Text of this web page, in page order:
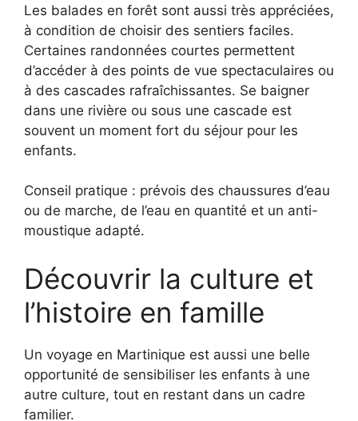
Les balades en forêt sont aussi très appréciées,
à condition de choisir des sentiers faciles.
Certaines randonnées courtes permettent
d’accéder à des points de vue spectaculaires ou
à des cascades rafraîchissantes. Se baigner
dans une rivière ou sous une cascade est
souvent un moment fort du séjour pour les
enfants.
Conseil pratique : prévois des chaussures d’eau
ou de marche, de l’eau en quantité et un anti-
moustique adapté.
Découvrir la culture et
l’histoire en famille
Un voyage en Martinique est aussi une belle
opportunité de sensibiliser les enfants à une
autre culture, tout en restant dans un cadre
familier.